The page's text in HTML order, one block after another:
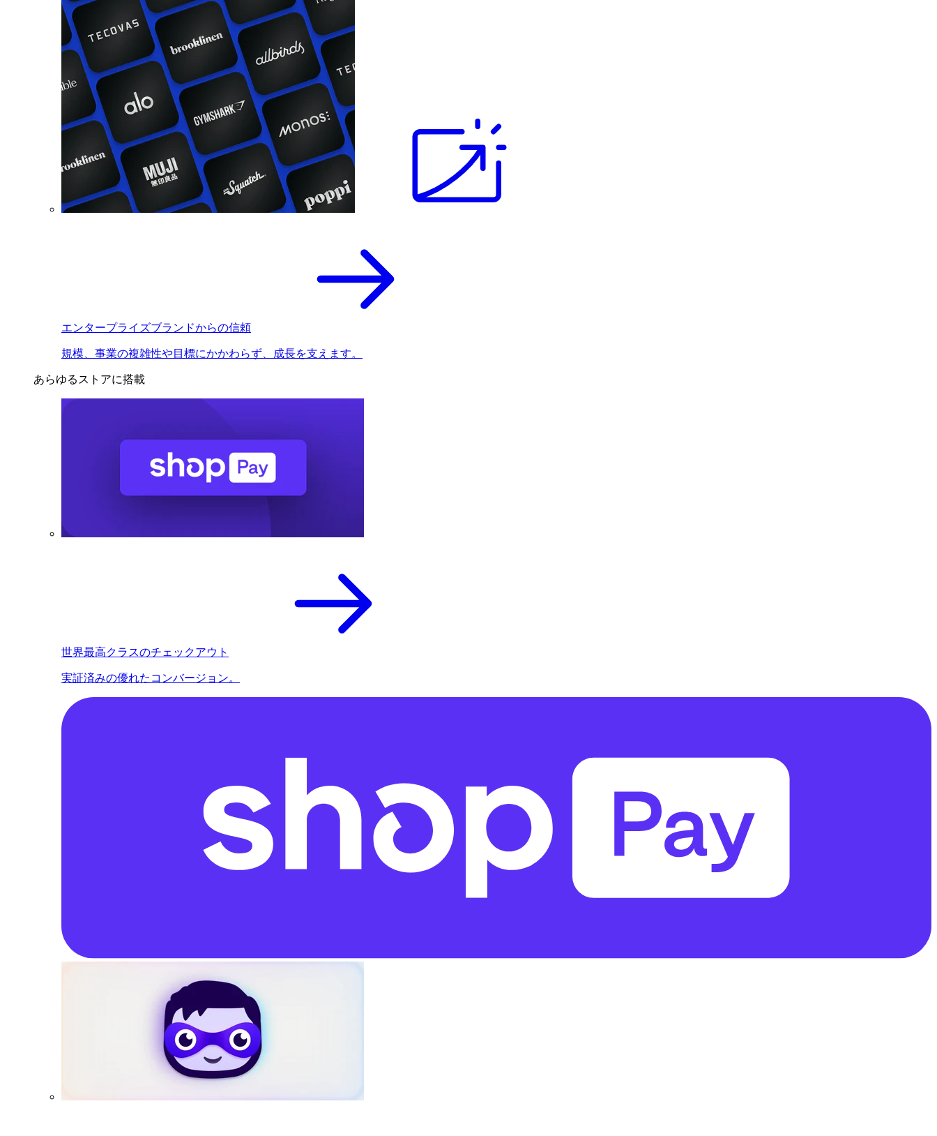
エンタープライズブランドからの信頼
規模、事業の複雑性や目標にかかわらず、成長を支えます。
あらゆるストアに搭載
世界最高クラスのチェックアウト
実証済みの優れたコンバージョン。